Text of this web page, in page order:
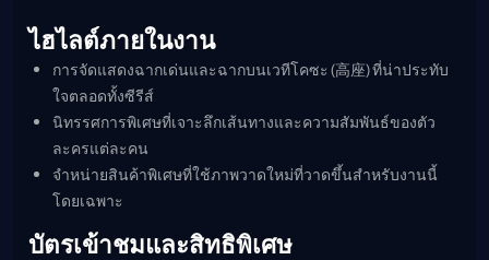
ไฮไลต์ภายในงาน
การจัดแสดงฉากเด่นและฉากบนเวทีโคซะ (高座) ที่น่าประทับ
ใจตลอดทั้งซีรีส์
นิทรรศการพิเศษที่เจาะลึกเส้นทางและความสัมพันธ์ของตัว
ละครแต่ละคน
จำหน่ายสินค้าพิเศษที่ใช้ภาพวาดใหม่ที่วาดขึ้นสำหรับงานนี้
โดยเฉพาะ
บัตรเข้าชมและสิทธิพิเศษ